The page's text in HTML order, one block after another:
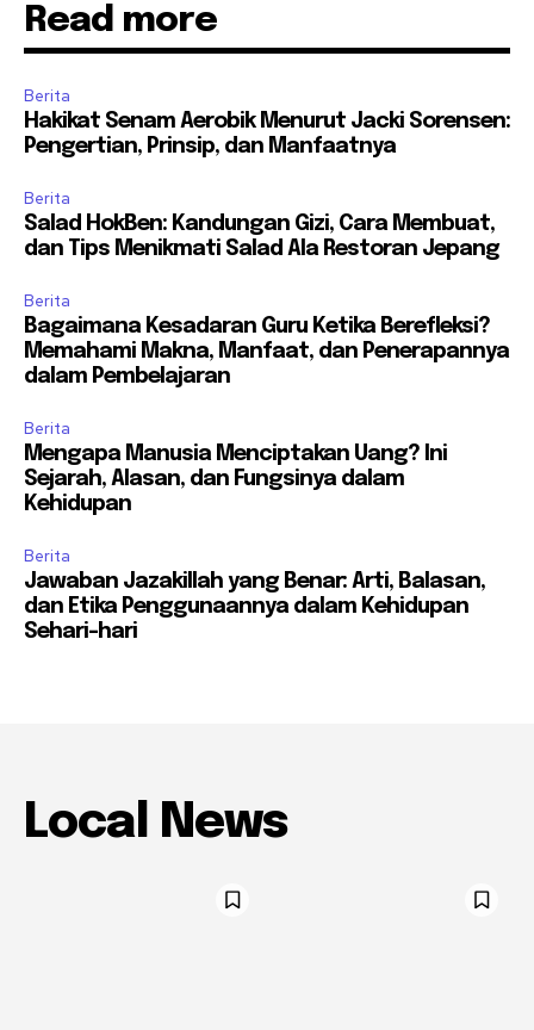
Read more
Berita
Hakikat Senam Aerobik Menurut Jacki Sorensen:
Pengertian, Prinsip, dan Manfaatnya
Berita
Salad HokBen: Kandungan Gizi, Cara Membuat,
dan Tips Menikmati Salad Ala Restoran Jepang
Berita
Bagaimana Kesadaran Guru Ketika Berefleksi?
Memahami Makna, Manfaat, dan Penerapannya
dalam Pembelajaran
Berita
Mengapa Manusia Menciptakan Uang? Ini
Sejarah, Alasan, dan Fungsinya dalam
Kehidupan
Berita
Jawaban Jazakillah yang Benar: Arti, Balasan,
dan Etika Penggunaannya dalam Kehidupan
Sehari-hari
Local News